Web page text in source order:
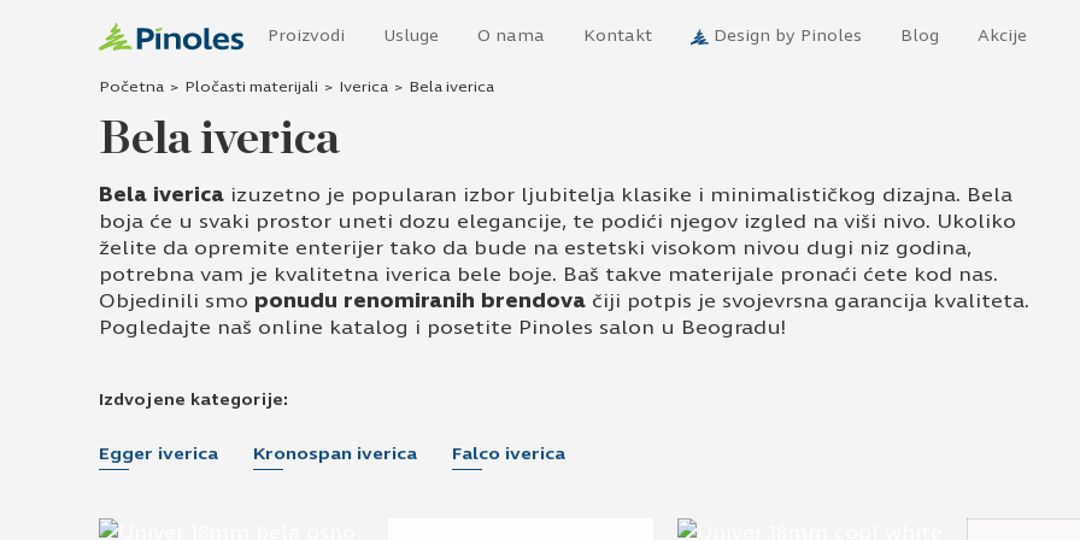
Proizvodi Usluge O nama Kontakt Design by Pinoles Blog Akcije
Početna > Pločasti materijali > Iverica > Bela iverica
Bela iverica
Bela iverica izuzetno je popularan izbor ljubitelja klasike i minimalističkog dizajna. Bela
boja će u svaki prostor uneti dozu elegancije, te podići njegov izgled na viši nivo. Ukoliko
želite da opremite enterijer tako da bude na estetski visokom nivou dugi niz godina,
potrebna vam je kvalitetna iverica bele boje. Baš takve materijale pronaći ćete kod nas.
Objedinili smo ponudu renomiranih brendova čiji potpis je svojevrsna garancija kvaliteta.
Pogledajte naš online katalog i posetite Pinoles salon u Beogradu!
Izdvojene kategorije:
Egger iverica Kronospan iverica Falco iverica